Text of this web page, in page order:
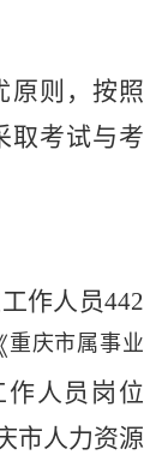
原则 ，按照
取考试与考
工作人员442
重庆市属事业
人员岗位
市人力资源